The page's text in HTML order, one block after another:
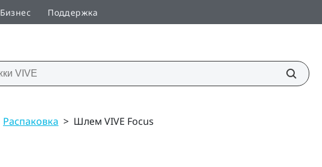
Бизнес Поддержка
Распаковка > Шлем VIVE Focus